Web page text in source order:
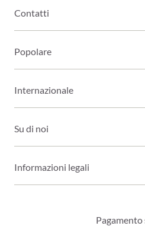
Contatti
Popolare
Internazionale
Su di noi
Informazioni legali
Pagamento